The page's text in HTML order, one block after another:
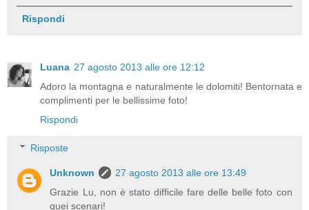
Rispondi
Luana 27 agosto 2013 alle ore 12:12
Adoro la montagna e naturalmente le dolomiti! Bentornata e
complimenti per le bellissime foto!
Rispondi
Risposte
Unknown
27 agosto 2013 alle ore 13:49
Grazie Lu, non è stato difficile fare delle belle foto con
quei scenari!